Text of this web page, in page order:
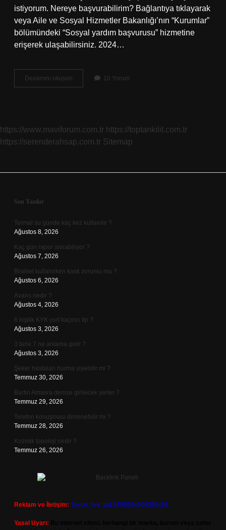
istiyorum. Nereye başvurabilirim? Bağlantıya tıklayarak
veya Aile ve Sosyal Hizmetler Bakanlığı’nın “Kurumlar”
bölümündeki “Sosyal yardım başvurusu” hizmetine
erişerek ulaşabilirsiniz. 2024…
Devamını okuyun
Yardımına
10 Yorum
https://www.maviforum.com.tr https://toptankilit.com.tr
https://serenderahsap.com.tr Sitemap
Sidebar
Son Yazılar
Termal su günde kaç kez kullanılır ?
Ağustos 8, 2026
Kaç gün rapor alınabiliyor ?
Ağustos 7, 2026
Bisiklet kullanırken kask zorunlu mu ?
Ağustos 6, 2026
Avans nedir ?
Ağustos 4, 2026
6 kişilik KYK yurt kaçıncı tip ?
Ağustos 3, 2026
3 tane 7 ne anlama gelir ?
Ağustos 3, 2026
Şeker hastaları hurma yiyebilir mi ?
Temmuz 30, 2026
Bartın Amasra denize girilecek yerler ?
Temmuz 29, 2026
Telefon konuşması dinlenebilir mi ?
Temmuz 28, 2026
Kozmik topoloji nedir ?
Temmuz 26, 2026
Reklam ve İletişim: Skype: live:.cid.575569c608265c69
Yasal Uyarı: